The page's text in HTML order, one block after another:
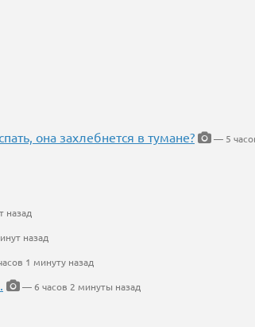
она захлебнется в тумане?
— 5
назад
назад
1 минуту назад
— 6 часов 2 минуты назад